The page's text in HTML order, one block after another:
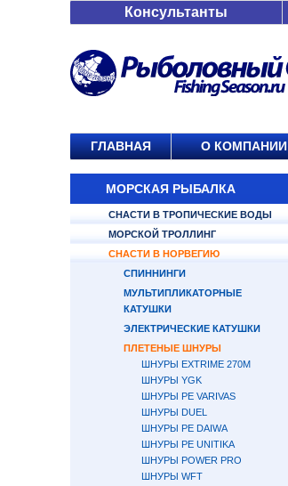
Консультанты
ГЛАВНАЯ О КОМПАНИИ
МОРСКАЯ РЫБАЛКА
СНАСТИ В ТРОПИЧЕСКИЕ ВОДЫ
МОРСКОЙ ТРОЛЛИНГ
СНАСТИ В НОРВЕГИЮ
СПИННИНГИ
МУЛЬТИПЛИКАТОРНЫЕ
КАТУШКИ
ЭЛЕКТРИЧЕСКИЕ КАТУШКИ
ПЛЕТЕНЫЕ ШНУРЫ
ШНУРЫ EXTRIME 270М
ШНУРЫ YGK
ШНУРЫ PE VARIVAS
ШНУРЫ DUEL
ШНУРЫ PE DAIWA
ШНУРЫ PE UNITIKA
ШНУРЫ POWER PRO
ШНУРЫ WFT